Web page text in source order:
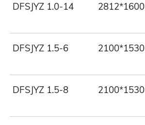
DFSJYZ 1.0-14 2812*1600
DFSJYZ 1.5-6 2100*1530
DFSJYZ 1.5-8 2100*1530